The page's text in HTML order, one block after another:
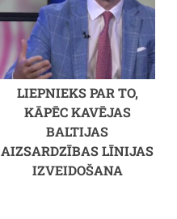
LIEPNIEKS PAR TO,
KĀPĒC KAVĒJAS
BALTIJAS
AIZSARDZĪBAS LĪNIJAS
IZVEIDOŠANA